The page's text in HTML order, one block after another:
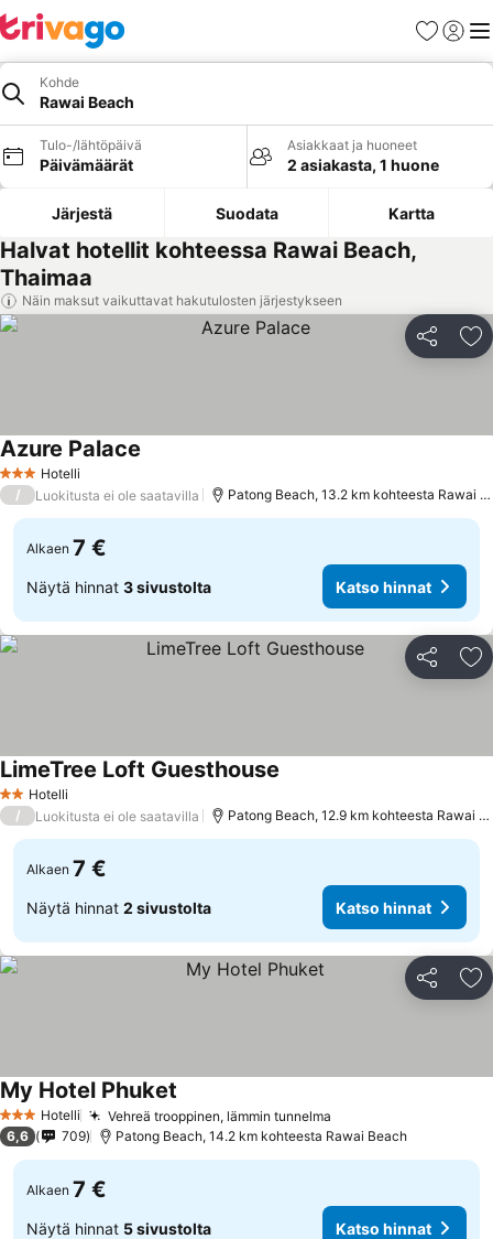
Suosikit
Kohde
Rawai Beach
Tulo-/lähtöpäivä
Päivämäärät
Asiakkaat ja huoneet
2 asiakasta, 1 huone
Järjestä Suodata Kartta
Halvat hotellit kohteessa Rawai Beach,
Thaimaa
Näin maksut vaikuttavat hakutulosten järjestykseen
Jaa
3 Tähtiluokitus
Hotelli
Azure Palace
/ Luokitusta ei ole saatavilla Patong Beach, 13.2 km kohteesta Rawai Beach
Alkaen 7 €
Näytä hinnat 3 sivustolta Katso hinnat
Jaa
2 Tähtiluokitus
Hotelli
LimeTree Loft Guesthouse
/ Luokitusta ei ole saatavilla Patong Beach, 12.9 km kohteesta Rawai Beach
Alkaen 7 €
Näytä hinnat 2 sivustolta Katso hinnat
Jaa
3 Tähtiluokitus
Hotelli Vehreä trooppinen, lämmin tunnelma
My Hotel Phuket
6,6 709 Patong Beach, 14.2 km kohteesta Rawai Beach
Alkaen 7 €
Näytä hinnat 5 sivustolta Katso hinnat